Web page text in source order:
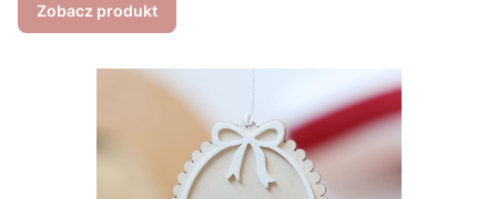
Zobacz produkt